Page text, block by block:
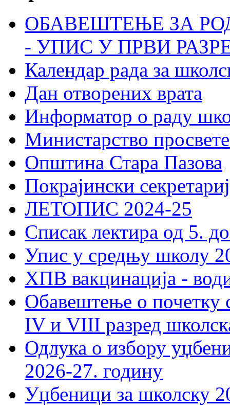
ОБАВЕШТЕЊЕ ЗА
- УПИС У ПРВИ
Календар рада за
Дан отворених врата
Информатор о раду
Министарство
Општина Стара Пазова
Покрајински
ЛЕТОПИС 2024-25
Списак лектира од 5.
Упис у средњу школу
ХПВ вакцинација -
Обавештење о почетку
IV и VIII разред
Одлука о избору
2026-27. годину
Уџбеници за школску